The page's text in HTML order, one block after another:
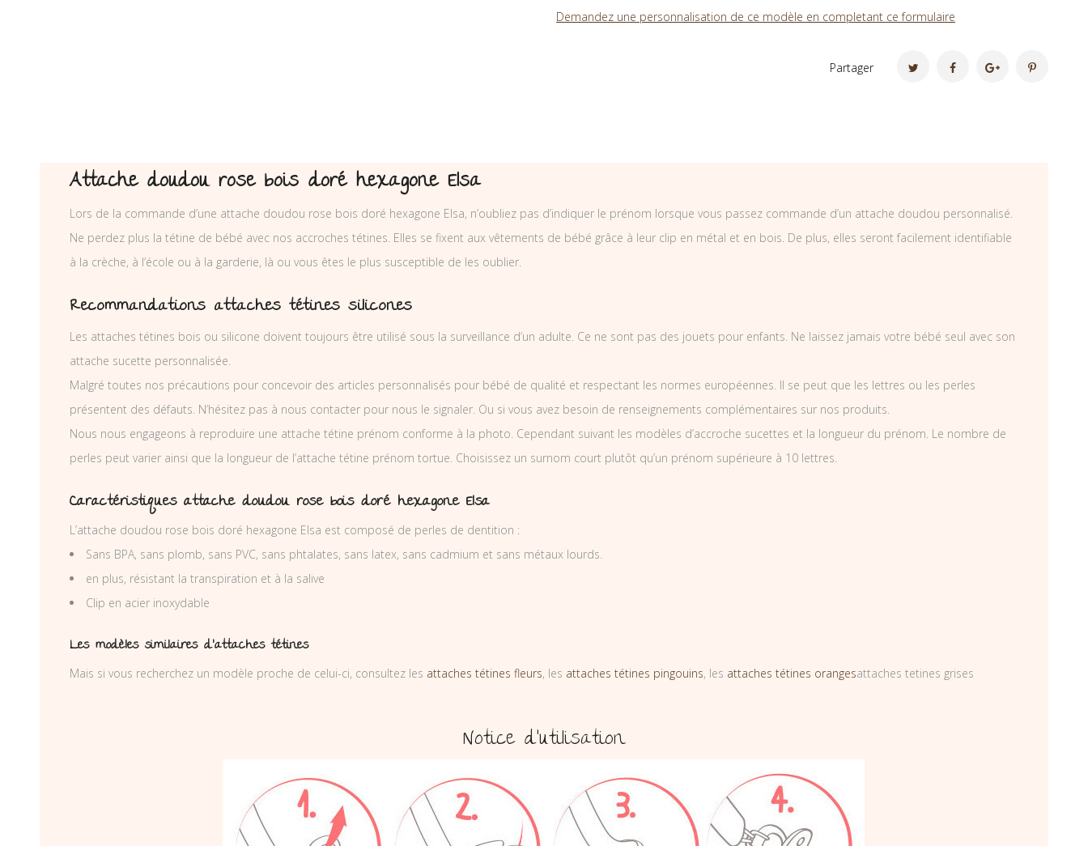
Demandez une personnalisation de ce modèle en completant ce formulaire
Partager
Attache doudou rose bois doré hexagone Elsa
Lors de la commande d’une attache doudou rose bois doré hexagone Elsa, n’oubliez pas d’indiquer le prénom lorsque vous passez commande d’un attache doudou personnalisé.
Ne perdez plus la tétine de bébé avec nos accroches tétines. Elles se fixent aux vêtements de bébé grâce à leur clip en métal et en bois. De plus, elles seront facilement identifiable
à la crèche, à l’école ou à la garderie, là ou vous êtes le plus susceptible de les oublier.
Recommandations attaches tétines silicones
Les attaches tétines bois ou silicone doivent toujours être utilisé sous la surveillance d’un adulte. Ce ne sont pas des jouets pour enfants. Ne laissez jamais votre bébé seul avec son
attache sucette personnalisée.
Malgré toutes nos précautions pour concevoir des articles personnalisés pour bébé de qualité et respectant les normes européennes. Il se peut que les lettres ou les perles
présentent des défauts. N’hésitez pas à nous contacter pour nous le signaler. Ou si vous avez besoin de renseignements complémentaires sur nos produits.
Nous nous engageons à reproduire une attache tétine prénom conforme à la photo. Cependant suivant les modèles d’accroche sucettes et la longueur du prénom. Le nombre de
perles peut varier ainsi que la longueur de l’attache tétine prénom tortue. Choisissez un surnom court plutôt qu’un prénom supérieure à 10 lettres.
Caractéristiques attache doudou rose bois doré hexagone Elsa
L’attache doudou rose bois doré hexagone Elsa est composé de perles de dentition :
Sans BPA, sans plomb, sans PVC, sans phtalates, sans latex, sans cadmium et sans métaux lourds.
en plus, résistant la transpiration et à la salive
Clip en acier inoxydable
Les modèles similaires d’attaches tétines
Mais si vous recherchez un modèle proche de celui-ci, consultez les attaches tétines fleurs, les attaches tétines pingouins, les attaches tétines orangesattaches tetines grises
Notice d’utilisation